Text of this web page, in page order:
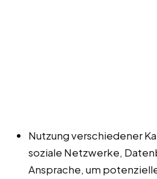
Nutzung verschiedener
soziale Netzwerke,
Ansprache, um